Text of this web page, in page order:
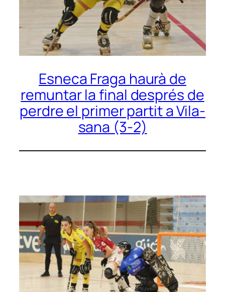
Esneca Fraga haurà de
remuntar la final després de
perdre el primer partit a Vila-
sana (3-2)